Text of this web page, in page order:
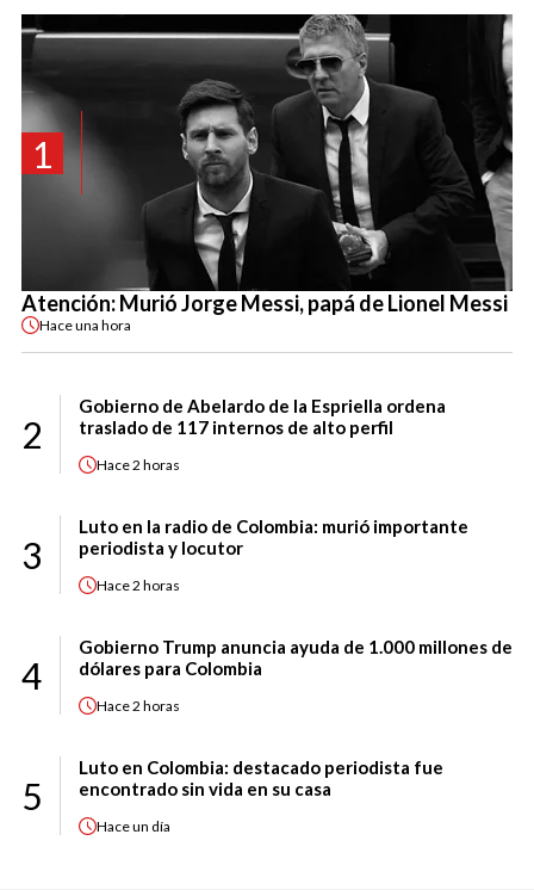
1
Atención: Murió Jorge Messi, papá de Lionel Messi
Haceuna hora
2
Gobierno de Abelardo de la Espriella ordena
traslado de 117 internos de alto perfil
Hace2 horas
3
Luto en la radio de Colombia: murió importante
periodista y locutor
Hace2 horas
4
Gobierno Trump anuncia ayuda de 1.000 millones de
dólares para Colombia
Hace2 horas
5
Luto en Colombia: destacado periodista fue
encontrado sin vida en su casa
Haceun día